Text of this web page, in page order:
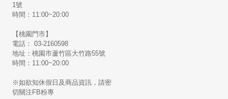
1號
時間：11:00~20:00
【桃園門市】
電話： 03-2160598
地址：桃園市蘆竹區大竹路55號
時間：11:00~20:00
※如欲知休假日及商品資訊，請密
切關注FB粉專